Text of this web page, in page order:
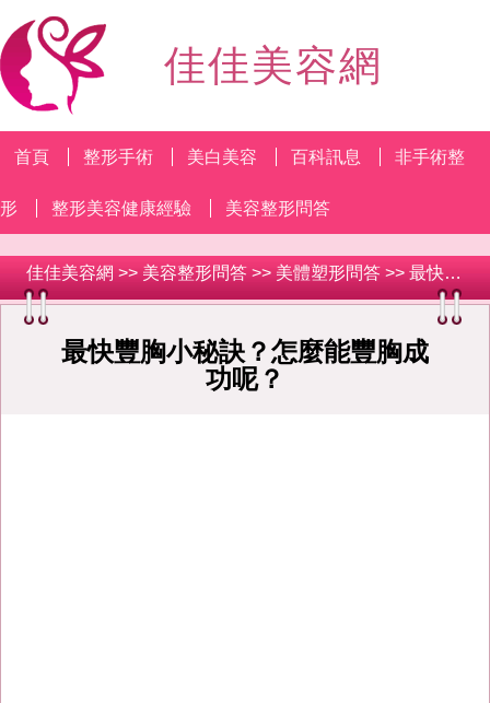
佳佳美容網
首頁 整形手術 美白美容 百科訊息 非手術整
形 整形美容健康經驗 美容整形問答
佳佳美容網 >> 美容整形問答 >> 美體塑形問答 >> 最快豐胸小秘訣？怎麼能豐胸成功呢？
最快豐胸小秘訣？怎麼能豐胸成
功呢？